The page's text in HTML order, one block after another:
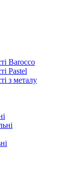
Barocco
Pastel
з металу